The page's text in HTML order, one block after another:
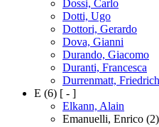
Dossi, Carlo
Dotti, Ugo
Dottori, Gerardo
Dova, Gianni
Durando, Giacomo
Duranti, Francesca
Durrenmatt, Friedrich
E (6) [ - ]
Elkann, Alain
Emanuelli, Enrico (2)